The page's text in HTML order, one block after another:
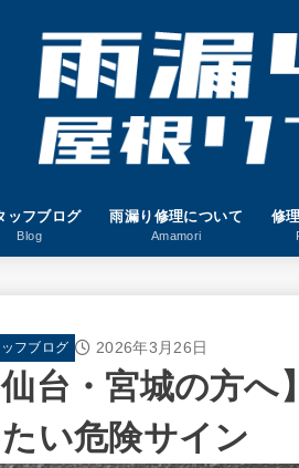
ッフブログ
Blog
雨漏り修理について
Amamori
修
フブログ 2026年3月26日
仙台・宮城の方
たい危険サイン